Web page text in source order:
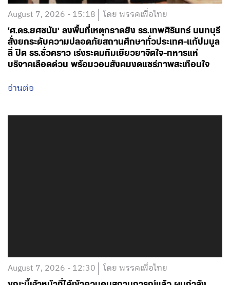
ลี่ ปิด รร.ชั่วคราว เร่งระดมทีมเยียวยาจิตใจ-ทหารแห่
บริจาคเลือดด่วน พร้อมวอนสังคมงดแชร์ภาพสะเทือนใจ
อ่านต่อ
อ่านต่อ